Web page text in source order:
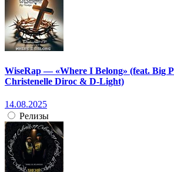
WiseRap — «Where I Belong» (feat. Big
Christenelle Diroc & D-Light)
14.08.2025
Релизы